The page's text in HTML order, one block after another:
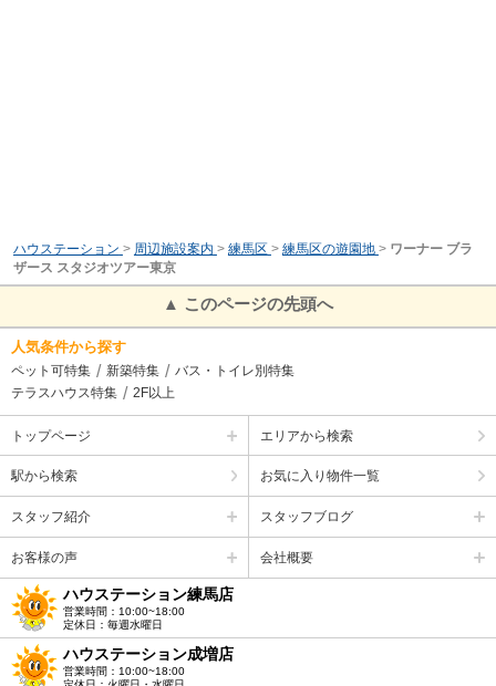
ハウステーション > 周辺施設案内 > 練馬区 > 練馬区の遊園地 > ワーナー ブラ
ザース スタジオツアー東京
▲ このページの先頭へ
人気条件から探す
ペット可特集 新築特集
バス・トイレ別特集
テラスハウス特集
2F以上
トップページ エリアから検索
駅から検索 お気に入り物件一覧
スタッフ紹介 スタッフブログ
お客様の声 会社概要
ハウステーション練馬店
営業時間：10:00~18:00
定休日：毎週水曜日
ハウステーション成増店
営業時間：10:00~18:00